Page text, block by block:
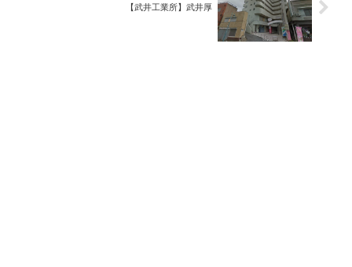
【武井工業所】武井厚